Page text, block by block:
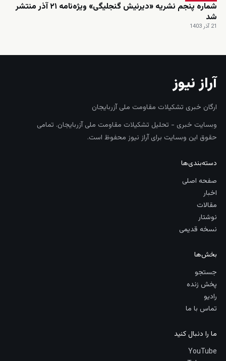
شماره پنجم نشریه «دیرنیش گنجلیگی» ویژه‌نامه ۲۱ آذر منتشر
شد
21 آذر 1403
آراز نیوز
ارگان خبری تشکیلات مقاومت ملی آزربایجان
وبسایت خبری - تحلیل تشکیلات مقاومت ملی آزربایجان. تمامی
حقوق این وبسایت برای آراز نیوز محفوظ است.
دسته‌بندی‌ها
صفحه اصلی
اخبار
مقالات
نوشتار
نسخه قدیمی
بخش‌ها
جستجو
پخش زنده
رادیو
تماس با ما
ما را دنبال کنید
YouTube